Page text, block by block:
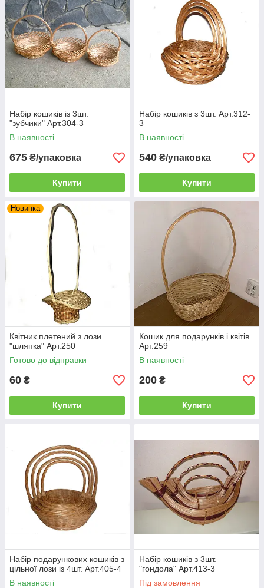
Набір кошиків із 3шт.
"зубчики" Арт.304-3
В наявності
675 ₴/упаковка
Купити
Набір кошиків з 3шт. Арт.312-
3
В наявності
540 ₴/упаковка
Купити
Новинка
Квітник плетений з лози
"шляпка" Арт.250
Готово до відправки
60 ₴
Купити
Кошик для подарунків і квітів
Арт.259
В наявності
200 ₴
Купити
Набір подарункових кошиків з
цільної лози із 4шт. Арт.405-4
В наявності
Набір кошиків з 3шт.
"гондола" Арт.413-3
Під замовлення